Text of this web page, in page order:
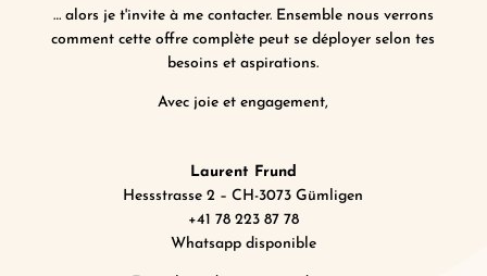
… alors je t'invite à me contacter. Ensemble nous verrons
comment cette offre complète peut se déployer selon tes
besoins et aspirations.
Avec joie et engagement,
Laurent Frund
Hessstrasse 2 – CH-3073 Gümligen
+41 78 223 87 78
Whatsapp disponible